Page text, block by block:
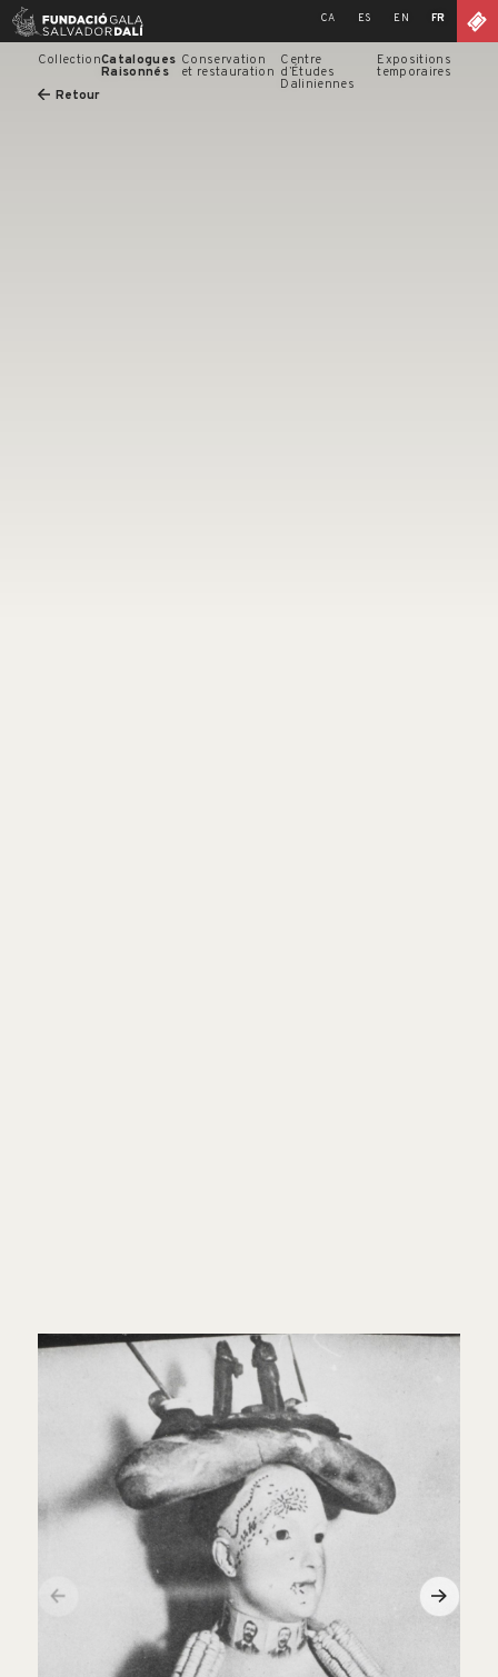
Skip
CA ES EN FR
CollectionCatalogues
Raisonnés
Conservation
et restauration
Centre
d’Études
Daliniennes
Expositions
temporaires
Retour